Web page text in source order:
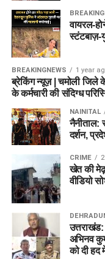
वायरल-
स्टंटबाज़-
BREAKINGNEWS 1 year
ब्रेकिंग न्यूज़ | चमोली जिले के
के कर्मचारी की संदिग्ध
NAINITAL
नैनीताल:
दर्शन,
CRIME
खेत की मेढ़
वीडियो
उत्तराखंड:
अभिनव
को दी हद